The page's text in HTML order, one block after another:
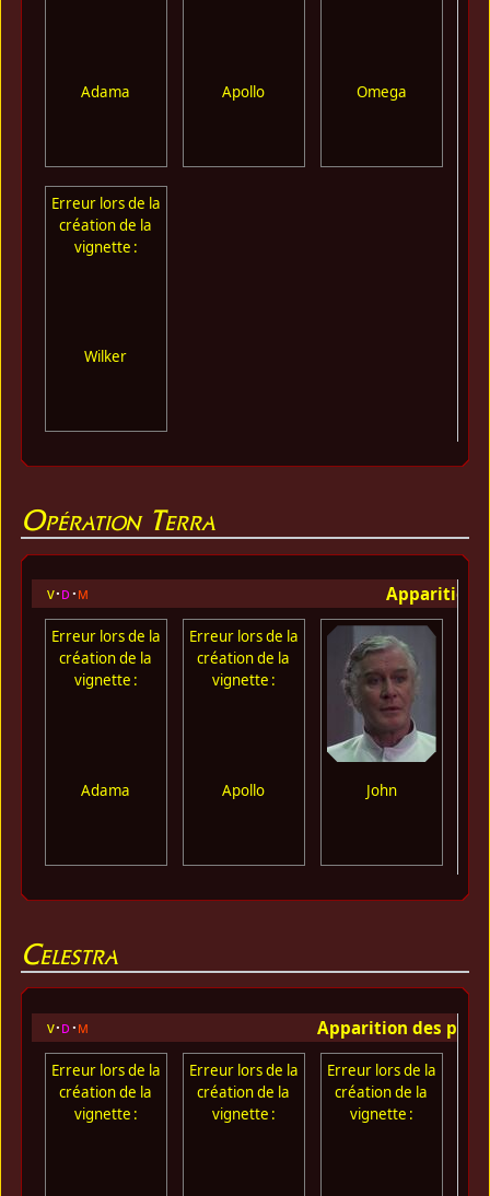
Adama Apollo Omega
Erreur lors de la
création de la
vignette :
Wilker
Opération Terra
v d m Apparition
Erreur lors de la
création de la
vignette :
Adama
Erreur lors de la
création de la
vignette :
Apollo John
Celestra
v d m Apparition des
Erreur lors de la
création de la
vignette :
Erreur lors de la
création de la
vignette :
Erreur lors de la
création de la
vignette :